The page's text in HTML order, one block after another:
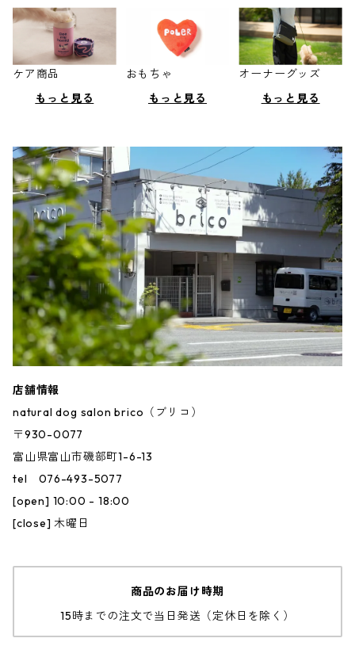
ケア商品
もっと見る
おもちゃ
もっと見る
オーナーグッズ
もっと見る
店舗情報
natural dog salon brico（ブリコ）
〒930-0077
富山県富山市磯部町1-6-13
tel 076-493-5077
[open] 10:00 - 18:00
[close] 木曜日
商品のお届け時期
15時までの注文で当日発送（定休日を除く）